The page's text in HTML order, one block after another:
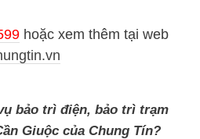
hoặc xem thêm tại web
bảo trì điện, bảo trì trạm
Giuộc của Chung Tín?